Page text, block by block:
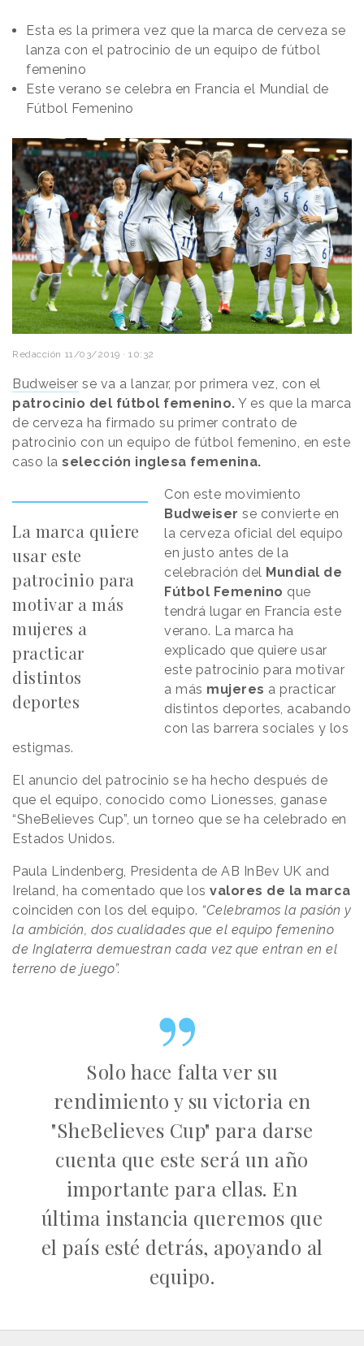
Esta es la primera vez que la marca de cerveza se
lanza con el patrocinio de un equipo de fútbol
femenino
Este verano se celebra en Francia el Mundial de
Fútbol Femenino
Redacción 11/03/2019 · 10:32
Budweiser se va a lanzar, por primera vez, con el
patrocinio del fútbol femenino. Y es que la marca
de cerveza ha firmado su primer contrato de
patrocinio con un equipo de fútbol femenino, en este
caso la selección inglesa femenina.
La marca quiere
usar este
patrocinio para
motivar a más
mujeres a
practicar
distintos
deportes
Con este movimiento
Budweiser se convierte en
la cerveza oficial del equipo
en justo antes de la
celebración del Mundial de
Fútbol Femenino que
tendrá lugar en Francia este
verano. La marca ha
explicado que quiere usar
este patrocinio para motivar
a más mujeres a practicar
distintos deportes, acabando
con las barrera sociales y los
estigmas.
El anuncio del patrocinio se ha hecho después de
que el equipo, conocido como Lionesses, ganase
“SheBelieves Cup”, un torneo que se ha celebrado en
Estados Unidos.
Paula Lindenberg, Presidenta de AB InBev UK and
Ireland, ha comentado que los valores de la marca
coinciden con los del equipo. “Celebramos la pasión y
la ambición, dos cualidades que el equipo femenino
de Inglaterra demuestran cada vez que entran en el
terreno de juego”.
Solo hace falta ver su
rendimiento y su victoria en
"SheBelieves Cup" para darse
cuenta que este será un año
importante para ellas. En
última instancia queremos que
el país esté detrás, apoyando al
equipo.